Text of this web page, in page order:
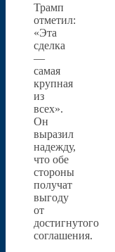
Трамп
отметил:
«Эта
сделка
—
самая
крупная
из
всех».
Он
выразил
надежду,
что обе
стороны
получат
выгоду
от
достигнутого
соглашения.